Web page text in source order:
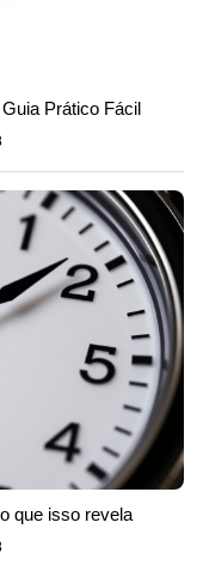
Prático Fácil
que isso revela